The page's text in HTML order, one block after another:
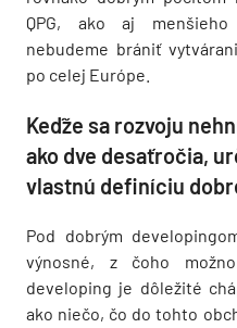
QPG, ako aj
nebudeme brániť
po celej Európe.
Keďže sa rozvoju
ako dve desaťročia,
vlastnú definíciu
Pod dobrým
výnosné, z čoho
developing je dôležité
ako niečo, čo do tohto